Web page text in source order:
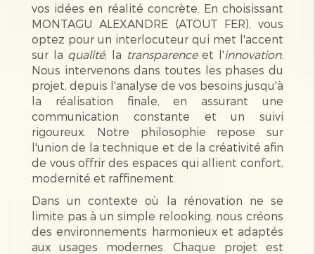
vos idées en réalité concrète. En choisissant
MONTAGU ALEXANDRE (ATOUT FER), vous
optez pour un interlocuteur qui met l'accent
sur la qualité, la transparenceet l'innovation.
Nous intervenons dans toutes les phases du
projet, depuis l'analyse de vos besoins jusqu'à
la réalisation finale, en assurant une
communication constante et un suivi
rigoureux. Notre philosophie repose sur
l'union de la technique et de la créativité afin
de vous offrir des espaces qui allient confort,
modernité et raffinement.
Dans un contexte où la rénovation ne se
limite pas à un simple relooking, nous créons
des environnements harmonieux et adaptés
aux usages modernes. Chaque projet est